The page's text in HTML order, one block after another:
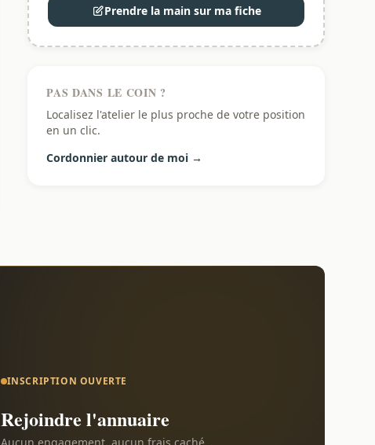
Prendre la main sur ma fiche
PAS DANS LE COIN ?
Localisez l'atelier le plus proche de votre position
en un clic.
Cordonnier autour de moi →
INSCRIPTION OUVERTE
Rejoindre l'annuaire